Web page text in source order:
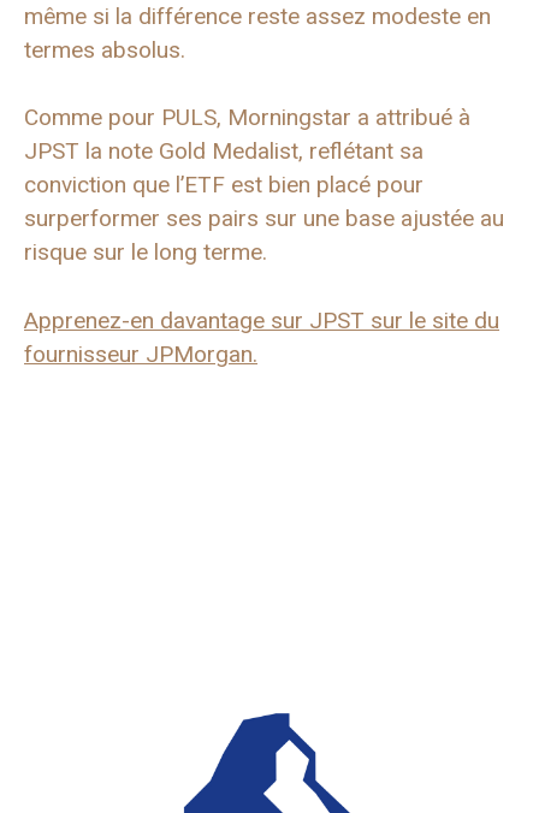
même si la différence reste assez modeste en
termes absolus.
Comme pour PULS, Morningstar a attribué à
JPST la note Gold Medalist, reflétant sa
conviction que l’ETF est bien placé pour
surperformer ses pairs sur une base ajustée au
risque sur le long terme.
Apprenez-en davantage sur JPST sur le site du
fournisseur JPMorgan.